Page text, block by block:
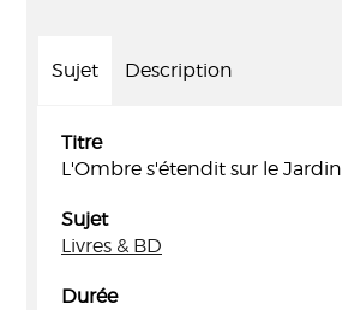
Sujet Description
Titre
L'Ombre s'étendit sur le Jardin
Sujet
Livres & BD
Durée